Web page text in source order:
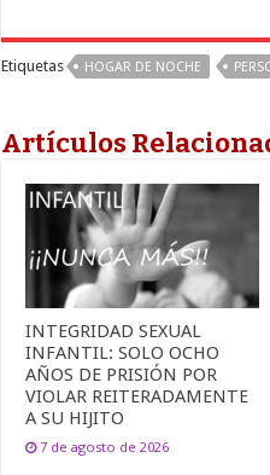
Etiquetas HOGAR DE NOCHE
Artículos
INTEGRIDAD SEXUAL
INFANTIL: SOLO OCHO
AÑOS DE PRISIÓN POR
VIOLAR REITERADAMENTE
A SU HIJITO
7 de agosto de 2026